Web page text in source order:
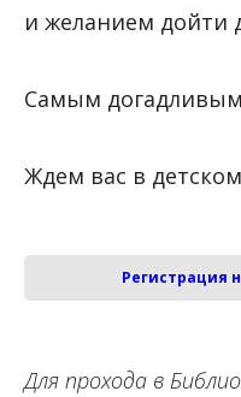
и желанием дойти
Самым
Ждем вас в
Регистрация
Для прохода в